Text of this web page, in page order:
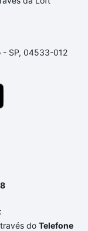
Se
com a
sonhos com
até as
- SP, 04533-012
do Telefone